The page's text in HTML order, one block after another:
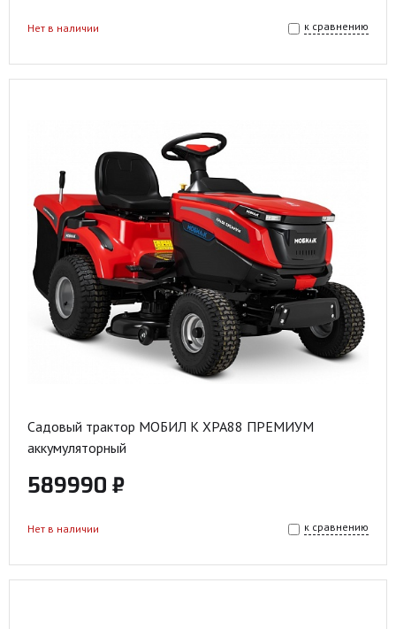
к сравнению
Нет в наличии
Садовый трактор МОБИЛ К XPA88 ПРЕМИУМ
аккумуляторный
589990 ₽
к сравнению
Нет в наличии